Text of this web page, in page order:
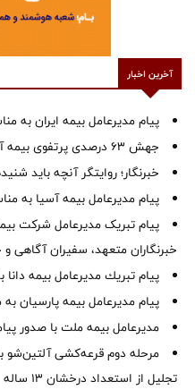
آخرین اخبار
پیام مدیرعامل بیمه ایران به
جهش ۶۳ درصدی پرتفوی بیمه آسیا
خبرنگار؛ روایتگر آنچه باید
پیام مدیرعامل بیمه آسیا به
پیام تبریک مدیرعامل شرکت
خبرنگاران متعهد، سفیران آگاهی
پیام ‌تبریك‌ مدیرعامل بیمه
پیام مدیرعامل بیمه پارسیان
مدیرعامل بیمه ملت با صدور
مرحله دوم قرعه‌کشی آلتین‌شو
تجلیل از استعداد درخشان ۱۳ ساله